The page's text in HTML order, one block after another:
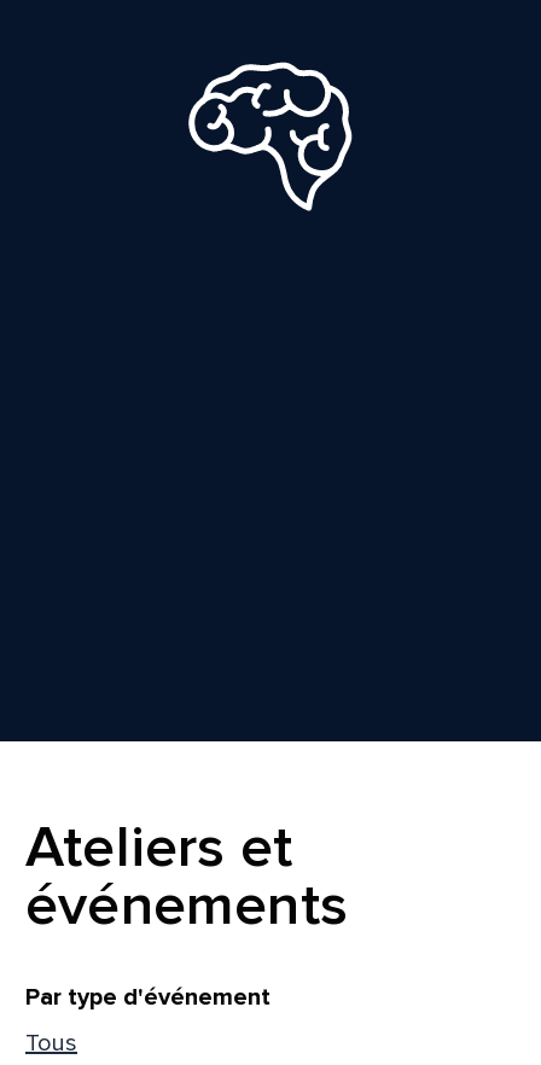
Ateliers et
événements
Filtrer
Par type d'événement
Tous